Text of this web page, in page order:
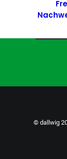
© dallwig